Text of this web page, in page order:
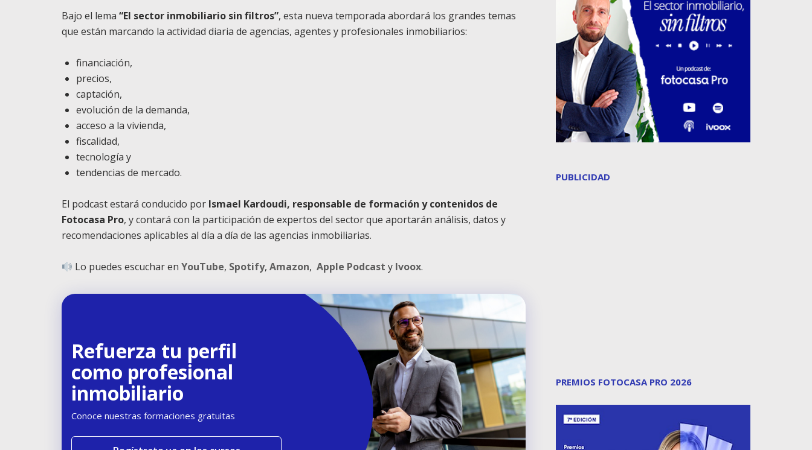
Bajo el lema “El sector inmobiliario sin filtros”, esta nueva temporada abordará los grandes temas
que están marcando la actividad diaria de agencias, agentes y profesionales inmobiliarios:
financiación,
precios,
captación,
evolución de la demanda,
acceso a la vivienda,
fiscalidad,
tecnología y
tendencias de mercado.
El podcast estará conducido por Ismael Kardoudi, responsable de formación y contenidos de
Fotocasa Pro, y contará con la participación de expertos del sector que aportarán análisis, datos y
recomendaciones aplicables al día a día de las agencias inmobiliarias.
Lo puedes escuchar enYouTube, Spotify,Amazon,Apple Podcast y Ivoox.
Refuerza tu perfil
como profesional
inmobiliario
Conoce nuestras formaciones gratuitas
PUBLICIDAD
PREMIOS FOTOCASA PRO 2026